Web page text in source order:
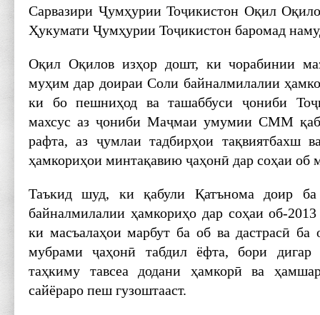
Сарвазири Ҷумҳурии Тоҷикистон Оқил
Ҳукумати Ҷумҳурии Тоҷикистон баромад
Оқил Оқилов изҳор дошт, ки чорабинии
муҳим дар доираи Соли байналмилалии
ки бо пешниҳод ва ташаббуси ҷониби
махсус аз ҷониби Маҷмаи умумии СММ
рафта, аз ҷумлаи тадбирҳои тақвиятбахш
ҳамкориҳои минтақавию ҷаҳонӣ дар соҳаи об
Таъкид шуд, ки қабули Қатънома доир
байналмилалии ҳамкориҳо дар соҳаи об-
ки масъалаҳои марбут ба об ва дастрасӣ
мубрами ҷаҳонӣ табдил ёфта, бори
таҳкиму тавсеа додани ҳамкорӣ ва
сайёраро пеш гузоштааст.